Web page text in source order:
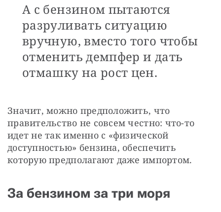
А с бензином пытаются
разруливать ситуацию
вручную, вместо того чтобы
отменить демпфер и дать
отмашку на рост цен.
Значит, можно предположить, что
правительство не совсем честно: что-то
идет не так именно с «физической
доступностью» бензина, обеспечить
которую предполагают даже импортом.
За бензином за три моря